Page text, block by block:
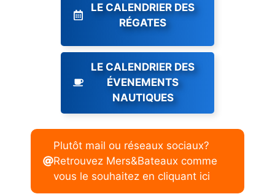
LE CALENDRIER DES
RÉGATES
LE CALENDRIER DES
ÉVENEMENTS
NAUTIQUES
Plutôt mail ou réseaux sociaux?
Retrouvez Mers&Bateaux comme
vous le souhaitez en cliquant ici